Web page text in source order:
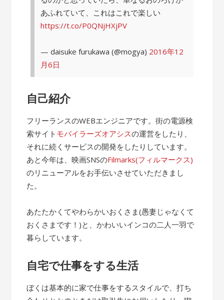
あふれていて、これはこれで楽しい
https://t.co/P0QNjHXjPV
— daisuke furukawa (@mogya) 2016年12
月6日
自己紹介
フリーランスのWEBエンジニアです。街の電源検
索サイト モバイラーズオアシスの運営をしたり、
それに続くサービスの開発をしたりしています。
あと今年は、映画SNSのFilmarks(フィルマークス)
のリニューアルをお手伝いさせていただきまし
た。
あたたかくてやわらかいおくさま(愚妻じゃなくて
おくさまです！)と、かわいいインコの二人一羽で
暮らしています。
自宅で仕事をする生活
ぼくは基本的に家で仕事をするスタイルで、打ち